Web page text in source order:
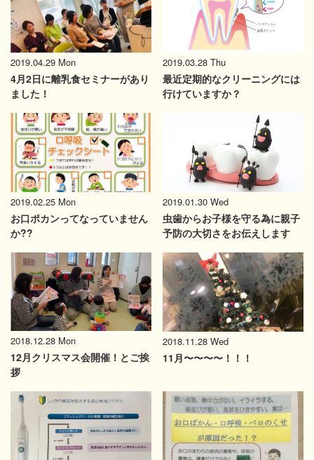
2019.04.29 Mon
4月2日に離乳食セミナーがあり
ました！
2019.03.28 Thu
最近定期的なクリーニングには
行けていますか？
2019.02.25 Mon
お口ポカンってなっていません
か??
2019.01.30 Wed
虫歯からお子様を守る為に親子
予防の大切さをお伝えします
2018.12.28 Mon
12月クリスマス会開催！とご挨
拶
2018.11.28 Wed
11月〜〜〜〜！！！